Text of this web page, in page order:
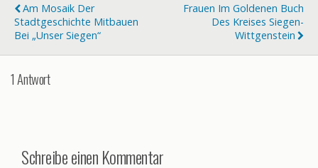
Am Mosaik Der
Stadtgeschichte Mitbauen
Bei „Unser Siegen“
Frauen Im Goldenen Buch
Des Kreises Siegen-
Wittgenstein
1 Antwort
Schreibe einen Kommentar